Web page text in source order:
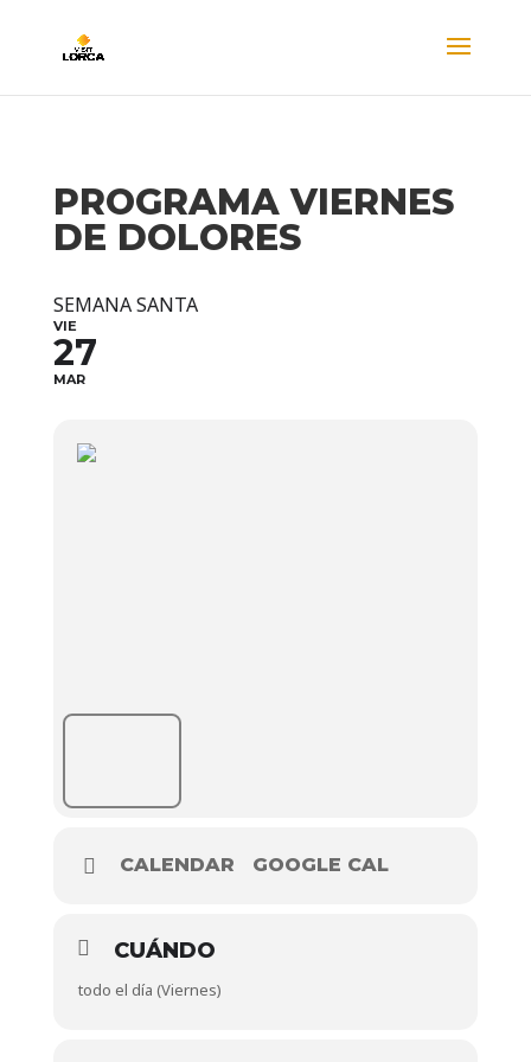
PROGRAMA VIERNES
DE DOLORES
SEMANA SANTA
VIE
27
MAR
CALENDAR GOOGLE CAL
CUÁNDO
todo el día (Viernes)